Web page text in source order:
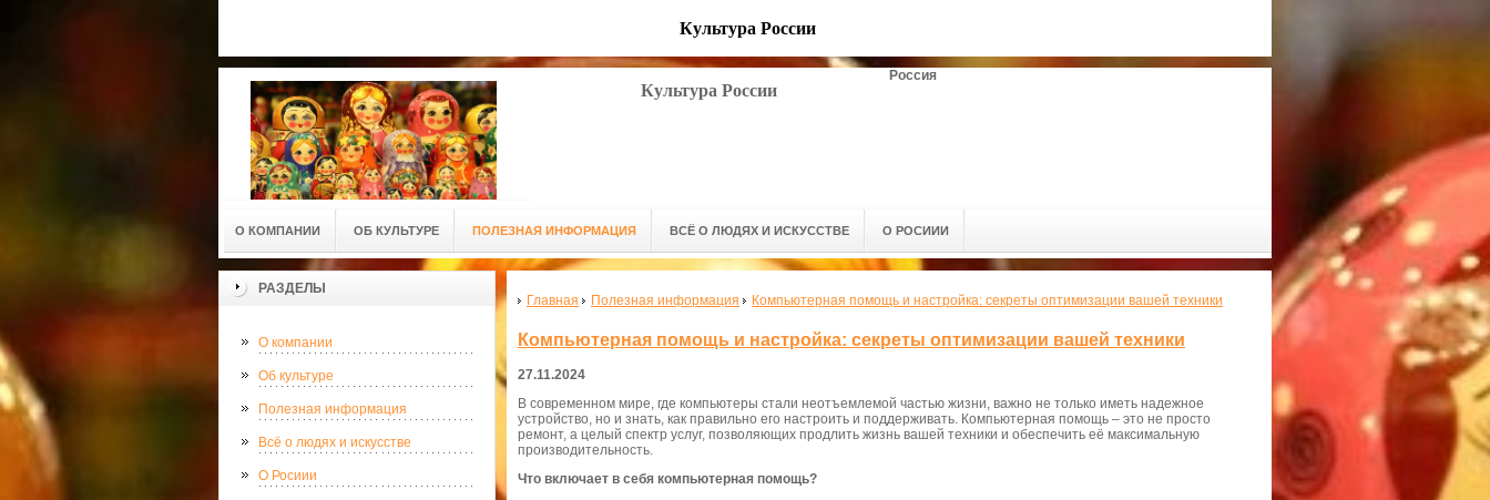
Культура России
Культура России
Россия
О КОМПАНИИ ОБ КУЛЬТУРЕ ПОЛЕЗНАЯ ИНФОРМАЦИЯ ВСЁ О ЛЮДЯХ И ИСКУССТВЕ О РОСИИИ
РАЗДЕЛЫ
О компании
Об культуре
Полезная информация
Всё о людях и искусстве
О Росиии
Главная Полезная информация Компьютерная помощь и настройка: секреты оптимизации вашей техники
Компьютерная помощь и настройка: секреты оптимизации вашей техники
27.11.2024
В современном мире, где компьютеры стали неотъемлемой частью жизни, важно не только иметь надежное
устройство, но и знать, как правильно его настроить и поддерживать. Компьютерная помощь – это не просто
ремонт, а целый спектр услуг, позволяющих продлить жизнь вашей техники и обеспечить её максимальную
производительность.
Что включает в себя компьютерная помощь?